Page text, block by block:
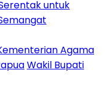
untuk
Agama
Wakil Bupati